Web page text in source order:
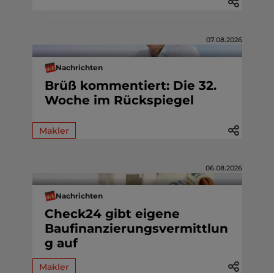
07.08.2026
Nachrichten
Brüß kommentiert: Die 32.
Woche im Rückspiegel
Makler
06.08.2026
Nachrichten
Check24 gibt eigene
Baufinanzierungsvermittlun
g auf
Makler